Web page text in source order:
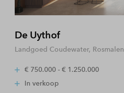
De Uythof
Landgoed Coudewater, Rosmalen
€ 750.000 - € 1.250.000
In verkoop